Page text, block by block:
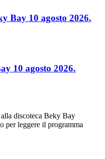
Bay 10 agosto 2026.
10 agosto 2026.
discoteca Beky Bay
per leggere il programma